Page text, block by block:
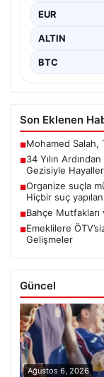
EUR
ALTIN
BTC
Son Eklenen
■Mohamed Salah,
■34 Yılın
Gezisiyle
■Organize suçla
Hiçbir suç
■Bahçe Mutfakları
■Emeklilere
Gelişmeler
Güncel
Ağustos 6, 2026